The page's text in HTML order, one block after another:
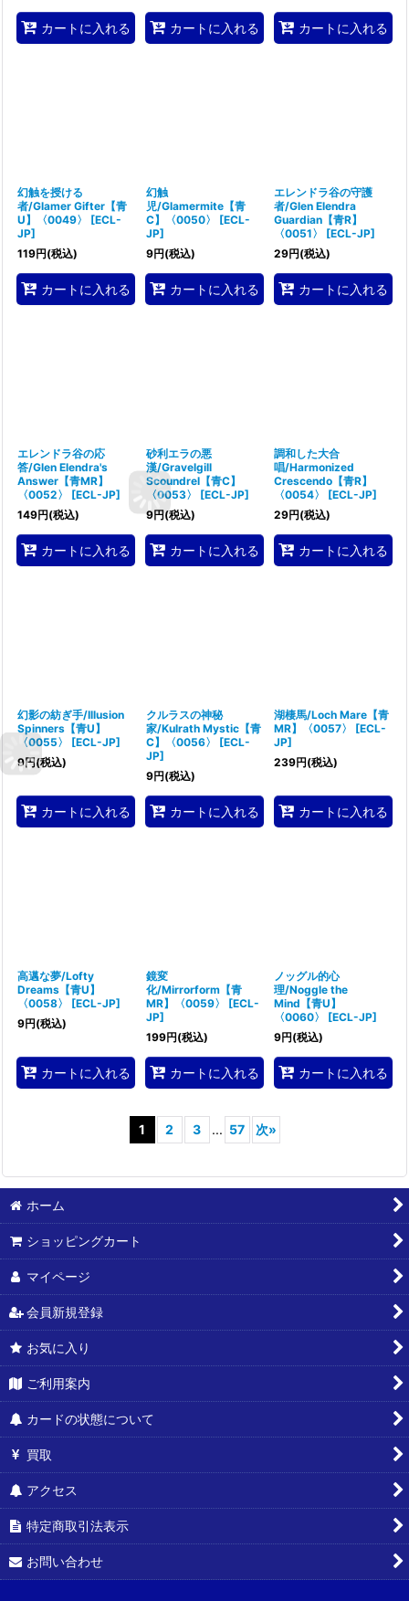
カートに入れる カートに入れる カートに入れる
幻触を授ける
者/Glamer Gifter【青
U】〈0049〉
[ECL-
JP]
119円(税込)
カートに入れる
幻触
児/Glamermite【青
C】〈0050〉
[ECL-
JP]
9円(税込)
カートに入れる
エレンドラ谷の守護
者/Glen Elendra
Guardian【青R】
〈0051〉
[ECL-JP]
29円(税込)
カートに入れる
エレンドラ谷の応
答/Glen Elendra's
Answer【青MR】
〈0052〉
[ECL-JP]
149円(税込)
カートに入れる
砂利エラの悪
漢/Gravelgill
Scoundrel【青C】
〈0053〉
[ECL-JP]
9円(税込)
カートに入れる
調和した大合
唱/Harmonized
Crescendo【青R】
〈0054〉
[ECL-JP]
29円(税込)
カートに入れる
幻影の紡ぎ手/Illusion
Spinners【青U】
〈0055〉
[ECL-JP]
9円(税込)
カートに入れる
クルラスの神秘
家/Kulrath Mystic【青
C】〈0056〉
[ECL-
JP]
9円(税込)
カートに入れる
湖棲馬/Loch Mare【青
MR】〈0057〉
[ECL-
JP]
239円(税込)
カートに入れる
高邁な夢/Lofty
Dreams【青U】
〈0058〉
[ECL-JP]
9円(税込)
カートに入れる
鏡変
化/Mirrorform【青
MR】〈0059〉
[ECL-
JP]
199円(税込)
カートに入れる
ノッグル的心
理/Noggle the
Mind【青U】
〈0060〉
[ECL-JP]
9円(税込)
カートに入れる
1 2 3 ... 57 次»
ホーム
ショッピングカート
マイページ
会員新規登録
お気に入り
ご利用案内
カードの状態について
買取
アクセス
特定商取引法表示
お問い合わせ